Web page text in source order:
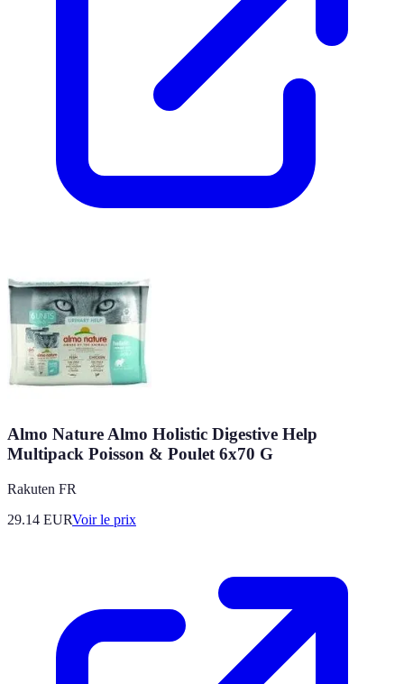
Almo Nature Almo Holistic Digestive Help
Multipack Poisson & Poulet 6x70 G
Rakuten FR
29.14 EURVoir le prix